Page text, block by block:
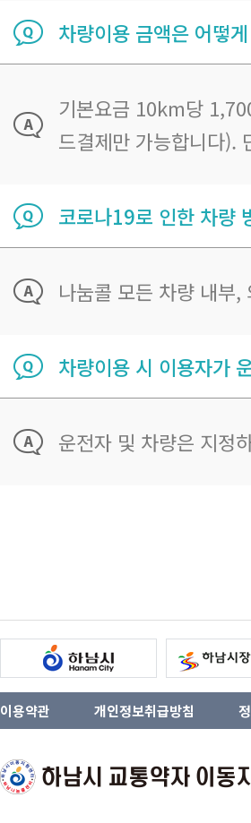
차량이용 금액은 어떻
기본요금 10km당
드결제만 가능합니다).
코로나19로 인한 차량
나눔콜 모든 차량 내부
차량이용 시 이용자가
운전자 및 차량은 지정
이용약관 개인정보취급방침